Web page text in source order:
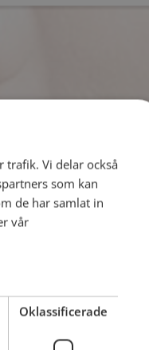
trafik. Vi delar också
som kan
de har samlat in
vår
Oklassificerade